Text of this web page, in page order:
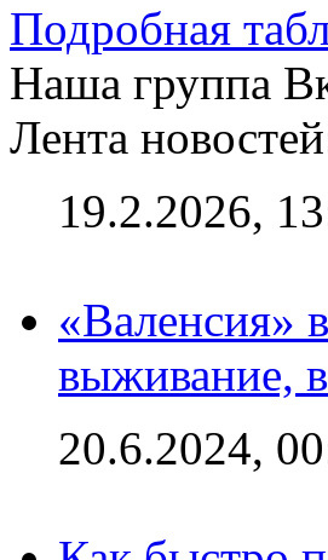
Подробная
Наша группа
Лента
19.2.2026,
«Валенсия»
выживание,
20.6.2024,